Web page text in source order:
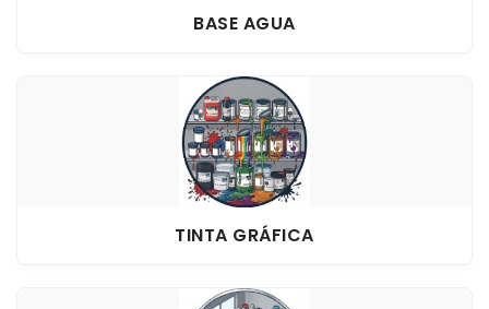
BASE AGUA
TINTA GRÁFICA